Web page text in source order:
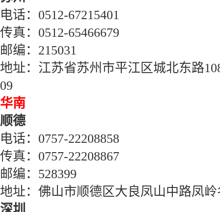
电话： 0512-67215401
传真： 0512-65466679
邮编： 215031
地址：江苏省苏州市平江区城北东路
09
华南
顺德
电话： 0757-22208858
传真： 0757-22208867
邮编： 528399
地址：佛山市顺德区大良凤山中路凤